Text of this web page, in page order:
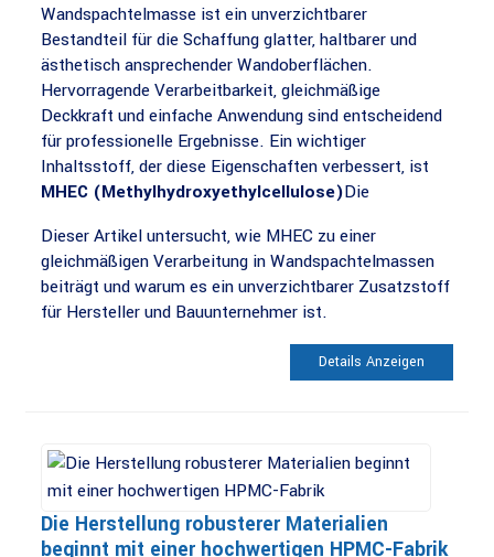
Wandspachtelmasse ist ein unverzichtbarer
Bestandteil für die Schaffung glatter, haltbarer und
ästhetisch ansprechender Wandoberflächen.
Hervorragende Verarbeitbarkeit, gleichmäßige
Deckkraft und einfache Anwendung sind entscheidend
für professionelle Ergebnisse. Ein wichtiger
Inhaltsstoff, der diese Eigenschaften verbessert, ist
MHEC (Methylhydroxyethylcellulose)Die
Dieser Artikel untersucht, wie MHEC zu einer
gleichmäßigen Verarbeitung in Wandspachtelmassen
beiträgt und warum es ein unverzichtbarer Zusatzstoff
für Hersteller und Bauunternehmer ist.
Details Anzeigen
Die Herstellung robusterer Materialien
beginnt mit einer hochwertigen HPMC-Fabrik